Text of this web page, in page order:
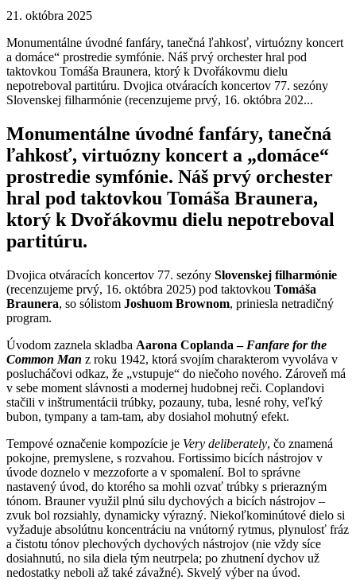
21. októbra 2025
Monumentálne úvodné fanfáry, tanečná ľahkosť, virtuózny koncert
a domáce“ prostredie symfónie. Náš prvý orchester hral pod
taktovkou Tomáša Braunera, ktorý k Dvořákovmu dielu
nepotreboval partitúru. Dvojica otváracích koncertov 77. sezóny
Slovenskej filharmónie (recenzujeme prvý, 16. októbra 202...
Monumentálne úvodné fanfáry, tanečná
ľahkosť, virtuózny koncert a „domáce“
prostredie symfónie. Náš prvý orchester
hral pod taktovkou Tomáša Braunera,
ktorý k Dvořákovmu dielu nepotreboval
partitúru.
Dvojica otváracích koncertov 77. sezóny Slovenskej filharmónie
(recenzujeme prvý, 16. októbra 2025) pod taktovkou Tomáša
Braunera, so sólistom Joshuom Brownom, priniesla netradičný
program.
Úvodom zaznela skladba Aarona Coplanda – Fanfare for the
Common Man z roku 1942, ktorá svojím charakterom vyvoláva v
poslucháčovi odkaz, že „vstupuje“ do niečoho nového. Zároveň má
v sebe moment slávnosti a modernej hudobnej reči. Coplandovi
stačili v inštrumentácii trúbky, pozauny, tuba, lesné rohy, veľký
bubon, tympany a tam-tam, aby dosiahol mohutný efekt.
Tempové označenie kompozície je Very deliberately, čo znamená
pokojne, premyslene, s rozvahou. Fortissimo bicích nástrojov v
úvode doznelo v mezzoforte a v spomalení. Bol to správne
nastavený úvod, do ktorého sa mohli ozvať trúbky s prierazným
tónom. Brauner využil plnú silu dychových a bicích nástrojov –
zvuk bol rozsiahly, dynamicky výrazný. Niekoľkominútové dielo si
vyžaduje absolútnu koncentráciu na vnútorný rytmus, plynulosť fráz
a čistotu tónov plechových dychových nástrojov (nie vždy síce
dosiahnutú, no sila diela tým neutrpela; po zhutnení dychov už
nedostatky neboli až také závažné). Skvelý výber na úvod.